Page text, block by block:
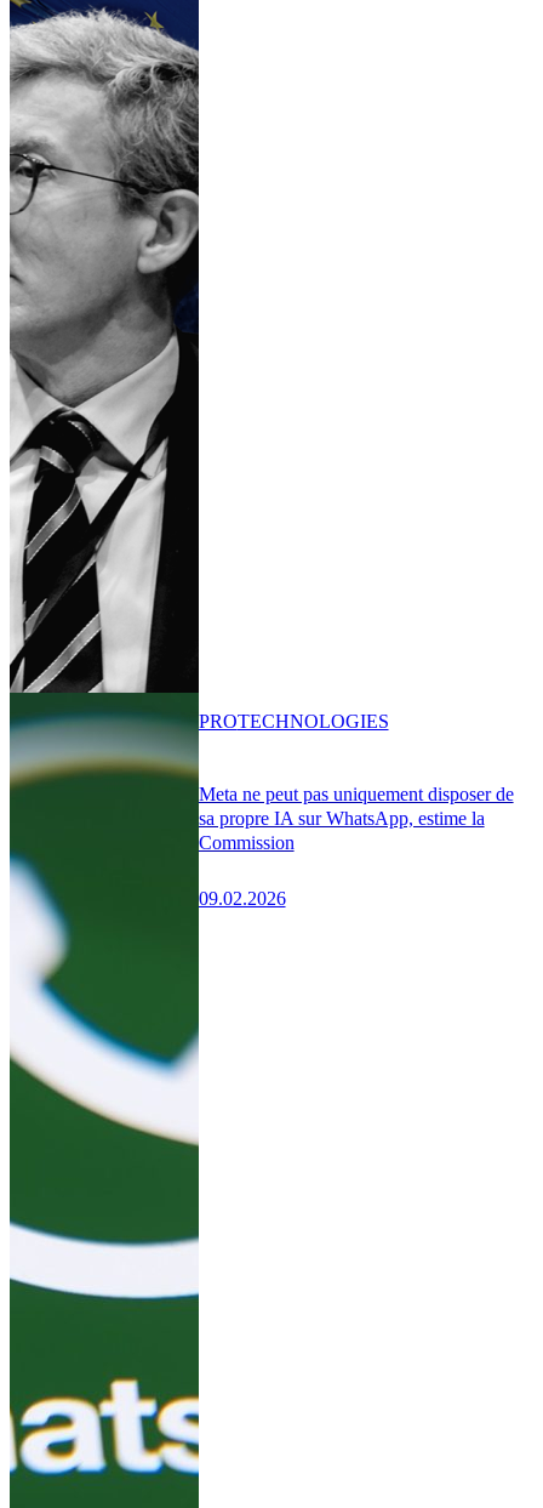
Meta ne peut pas uniquement disposer de
sa propre IA sur WhatsApp, estime la
Commission
09.02.2026
PROTECHNOLOGIES